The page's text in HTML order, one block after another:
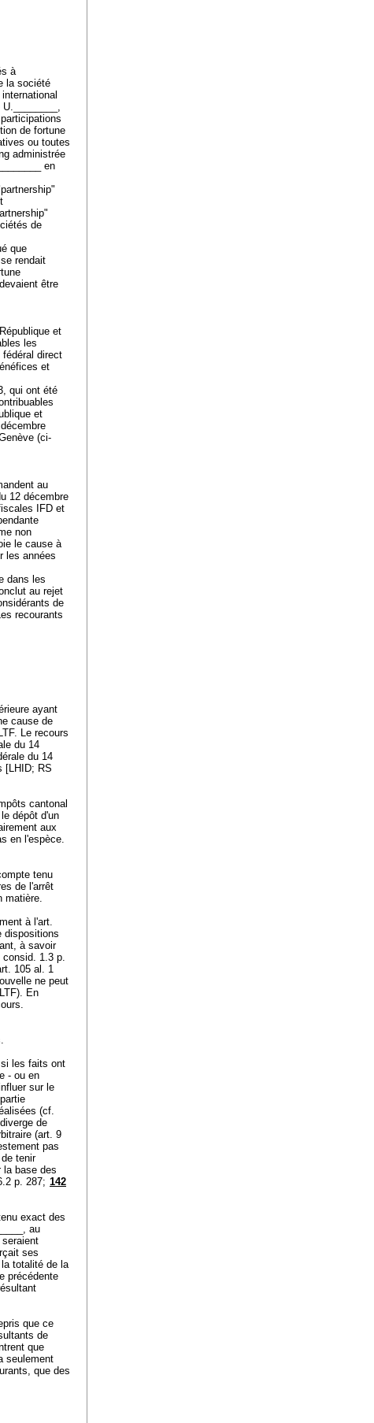
à
la société
de fortune
ou toutes
administrée
en
de
que
rendait
être
et
les
direct
et
qui ont été
et
(ci-
au
12 décembre
IFD et
non
le cause à
les années
dans les
au rejet
de
recourants
ayant
cause de
Le recours
du 14
du 14
[LHID; RS
cantonal
dépôt d'un
aux
en l'espèce.
tenu
de l'arrêt
matière.
à l'art.
dispositions
à savoir
consid. 1.3 p.
105 al. 1
ne peut
). En
les faits ont
- ou en
sur le
(cf.
de
(art. 9
pas
tenir
la base des
p. 287; 142
exact des
au
ses
totalité de la
précédente
que ce
de
que
seulement
que des